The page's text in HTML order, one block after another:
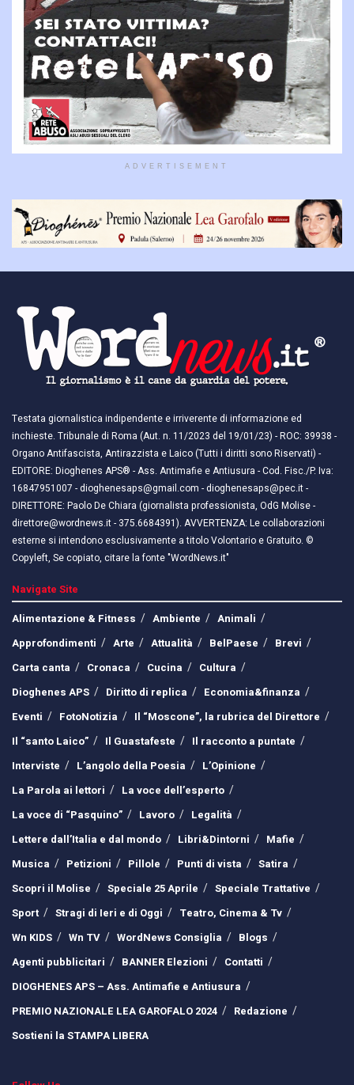
ADVERTISEMENT
Testata giornalistica indipendente e irriverente di informazione ed
inchieste. Tribunale di Roma (Aut. n. 11/2023 del 19/01/23) - ROC: 39938 -
Organo Antifascista, Antirazzista e Laico (Tutti i diritti sono Riservati) -
EDITORE: Dioghenes APS® - Ass. Antimafie e Antiusura - Cod. Fisc./P. Iva:
16847951007 - dioghenesaps@gmail.com - dioghenesaps@pec.it - ​​
DIRETTORE: Paolo De Chiara (giornalista professionista, OdG Molise -
direttore@wordnews.it - ​​375.6684391). AVVERTENZA: Le collaborazioni
esterne si intendono esclusivamente a titolo Volontario e Gratuito. ©
Copyleft, Se copiato, citare la fonte "WordNews.it"
Navigate Site
Alimentazione & Fitness
Ambiente
Animali
Approfondimenti
Arte Attualità BelPaese
Brevi
Carta canta
Cronaca Cucina
Cultura
Dioghenes APS
Diritto di replica
Economia&finanza
Eventi
FotoNotizia
Il “Moscone”, la rubrica del Direttore
Il “santo Laico”
Il Guastafeste
Il racconto a puntate
Interviste
L’angolo della Poesia
L’Opinione
La Parola ai lettori
La voce dell’esperto
La voce di “Pasquino”
Lavoro
Legalità
Lettere dall’Italia e dal mondo
Libri&Dintorni
Mafie
Musica
Petizioni Pillole Punti di vista
Satira
Scopri il Molise
Speciale 25 Aprile
Speciale Trattative
Sport
Stragi di Ieri e di Oggi
Teatro, Cinema & Tv
Wn KIDS
Wn TV WordNews Consiglia
Blogs
Agenti pubblicitari
BANNER Elezioni
Contatti
DIOGHENES APS – Ass. Antimafie e Antiusura
PREMIO NAZIONALE LEA GAROFALO 2024
Redazione
Sostieni la STAMPA LIBERA